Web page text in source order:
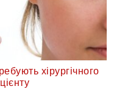
хірургічного